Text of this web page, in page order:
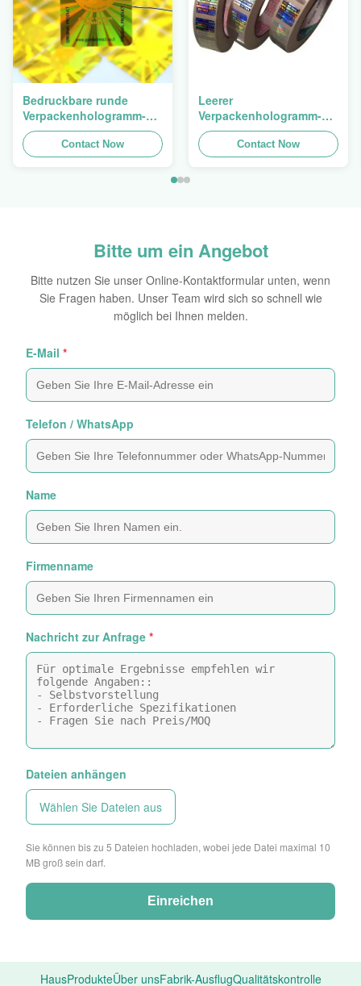
Bedruckbare runde
Verpackenhologramm-
ursprünglicher
Aufkleber-ganz
eigenhändig geschriebe
Contact Now
Leerer
Verpackenhologramm-
Sicherheits-Aufkleber-
Besetzer-offensichtlicher
Hologramm-Aufkleber
Contact Now
Bitte um ein Angebot
Bitte nutzen Sie unser Online-Kontaktformular unten, wenn
Sie Fragen haben. Unser Team wird sich so schnell wie
möglich bei Ihnen melden.
E-Mail *
Telefon / WhatsApp
Name
Firmenname
Nachricht zur Anfrage *
Dateien anhängen
Wählen Sie Dateien aus
Sie können bis zu 5 Dateien hochladen, wobei jede Datei maximal 10
MB groß sein darf.
Einreichen
HausProdukteÜber unsFabrik-AusflugQualitätskontrolle